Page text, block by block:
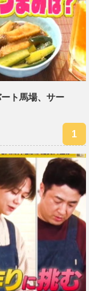
ト馬場、サー